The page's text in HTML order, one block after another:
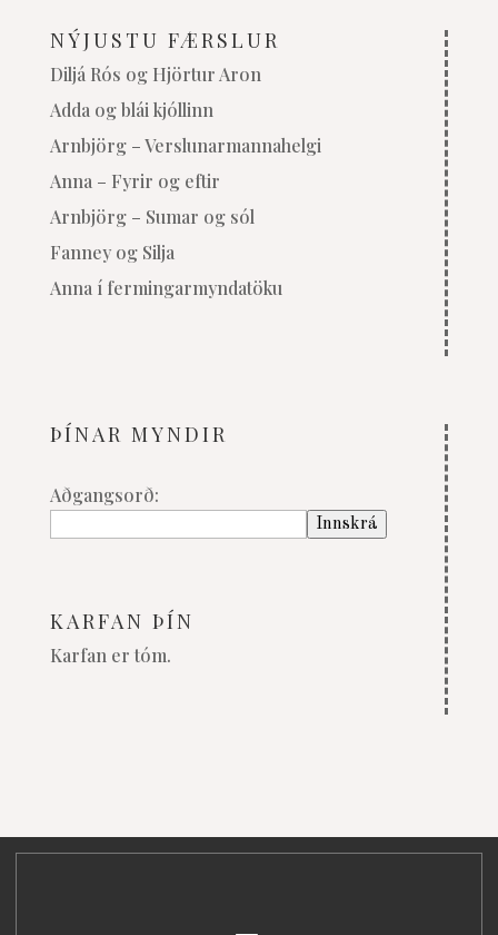
NÝJUSTU FÆRSLUR
Diljá Rós og Hjörtur Aron
Adda og blái kjóllinn
Arnbjörg – Verslunarmannahelgi
Anna – Fyrir og eftir
Arnbjörg – Sumar og sól
Fanney og Silja
Anna í fermingarmyndatöku
ÞÍNAR MYNDIR
Aðgangsorð:
KARFAN ÞÍN
Karfan er tóm.